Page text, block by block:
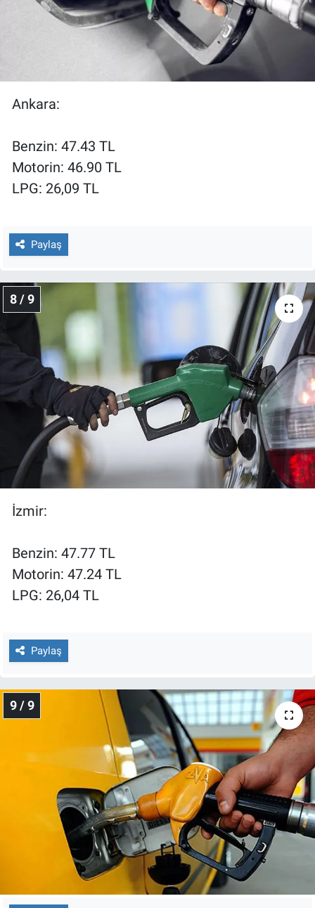
Ankara:
Benzin: 47.43 TL
Motorin: 46.90 TL
LPG: 26,09 TL
Paylaş
8 / 9
İzmir:
Benzin: 47.77 TL
Motorin: 47.24 TL
LPG: 26,04 TL
Paylaş
9 / 9